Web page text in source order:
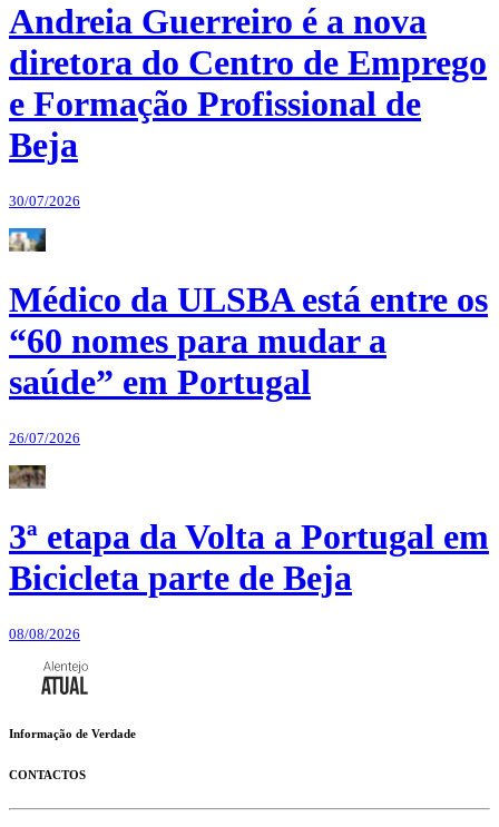
Andreia Guerreiro é a nova
diretora do Centro de Emprego
e Formação Profissional de
Beja
30/07/2026
Médico da ULSBA está entre os
“60 nomes para mudar a
saúde” em Portugal
26/07/2026
3ª etapa da Volta a Portugal em
Bicicleta parte de Beja
08/08/2026
Informação de Verdade
CONTACTOS